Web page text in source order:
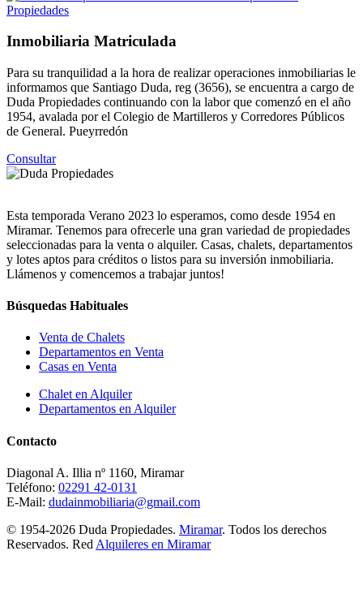
Inmobiliaria Matriculada
Para su tranquilidad a la hora de realizar operaciones inmobiliarias le
informamos que Santiago Duda, reg (3656), se encuentra a cargo de
Duda Propiedades continuando con la labor que comenzó en el año
1954, avalada por el Colegio de Martilleros y Corredores Públicos
de General. Pueyrredón
Consultar
Esta temporada Verano 2023 lo esperamos, como desde 1954 en
Miramar. Tenemos para ofrecerle una gran variedad de propiedades
seleccionadas para la venta o alquiler. Casas, chalets, departamentos
y lotes aptos para créditos o listos para su inversión inmobiliaria.
Llámenos y comencemos a trabajar juntos!
Búsquedas Habituales
Venta de Chalets
Departamentos en Venta
Casas en Venta
Chalet en Alquiler
Departamentos en Alquiler
Contacto
Diagonal A. Illia nº 1160, Miramar
Teléfono: 02291 42-0131
E-Mail: dudainmobiliaria@gmail.com
© 1954-2026 Duda Propiedades. Miramar. Todos los derechos
Reservados. Red Alquileres en Miramar